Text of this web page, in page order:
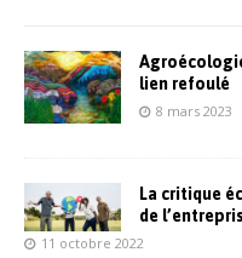
lien refoulé
8 mars 2023
La critique
de
11 octobre 2022